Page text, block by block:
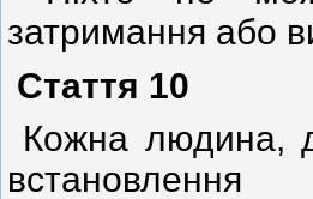
затримання або
Стаття 10
Кожна людина,
встановлення